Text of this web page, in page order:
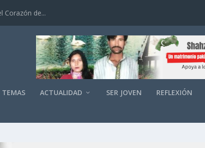
Corazón de...
TEMAS ACTUALIDAD SER JOVEN REFLEXIÓN